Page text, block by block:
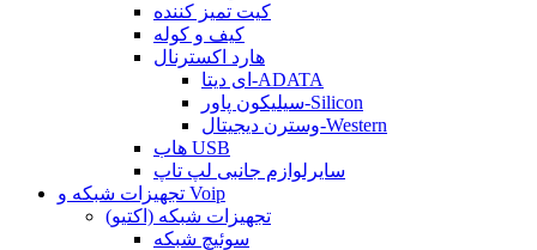
کیت تمیز کننده
کیف و کوله
هارد اکسترنال
ای دیتا-ADATA
سیلیکون پاور-Silicon
وسترن دیجیتال-Western
هاب USB
سایرلوازم جانبی لپ تاپ
تجهیزات شبکه و Voip
تجهیزات شبکه (اکتیو)
سوئیچ شبکه